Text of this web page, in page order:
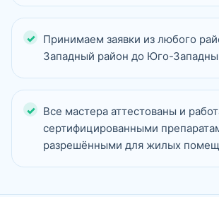
Принимаем заявки из любого
Западный район до Юго-
Все мастера аттестованы и
сертифицированными
разрешёнными для жилых